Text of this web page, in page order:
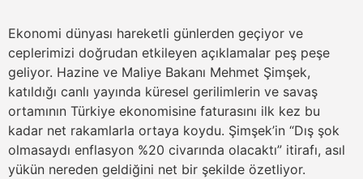
Ekonomi dünyası hareketli günlerden geçiyor ve
ceplerimizi doğrudan etkileyen açıklamalar peş peşe
geliyor. Hazine ve Maliye Bakanı Mehmet Şimşek,
katıldığı canlı yayında küresel gerilimlerin ve savaş
ortamının Türkiye ekonomisine faturasını ilk kez bu
kadar net rakamlarla ortaya koydu. Şimşek’in “Dış şok
olmasaydı enflasyon %20 civarında olacaktı” itirafı, asıl
yükün nereden geldiğini net bir şekilde özetliyor.